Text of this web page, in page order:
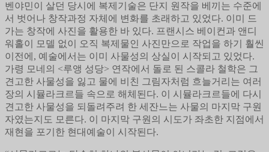
벤야민이 살던 당시에 복제기술은 단지 원작을 베끼는 수준에
서 벗어나 창작과정 자체에 변화를 초래하고 있었다. 이미 드
가는 창작에 사진을 활용한 바 있다. 프랜시스 베이컨과 앤디
워홀이 모델 없이 오직 복제물인 사진만으로 작업을 하기 훨씬
이전에, 예술에서는 이미 사물성의 상실이 시작되고 있었다.
가령 모네의 <루앵 성당> 연작에서 돌로 된 스콜라 철학은 그
견고한 사물성을 잃고 물에 비친 그림자처럼 흐늘거리는 여러
장의 시뮬라크르들 속으로 해체된다. 이 시뮬라크르들에 다시
견고한 사물성을 되돌려주려 한 세잔느는 사물의 마지막 구원
자였는지도 모른다. 이 마지막 구원의 시도가 좌초한 지점에서
재현을 포기한 현대예술이 시작된다.